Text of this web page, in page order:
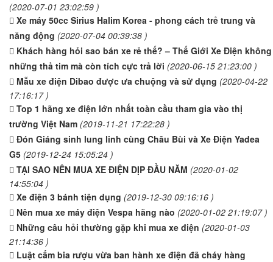
(2020-07-01 23:02:59 )
Xe máy 50cc Sirius Halim Korea - phong cách trẻ trung và
năng động (2020-07-04 00:39:38 )
Khách hàng hỏi sao bán xe rẻ thế? – Thế Giới Xe Điện không
những thả tim mà còn tích cực trả lời (2020-06-15 21:23:00 )
Mẫu xe điện Dibao được ưa chuộng và sử dụng (2020-04-22
17:16:17 )
Top 1 hãng xe điện lớn nhất toàn cầu tham gia vào thị
trường Việt Nam (2019-11-21 17:22:28 )
Đón Giáng sinh lung linh cùng Châu Bùi và Xe Điện Yadea
G5 (2019-12-24 15:05:24 )
TẠI SAO NÊN MUA XE ĐIỆN DỊP ĐẦU NĂM (2020-01-02
14:55:04 )
Xe điện 3 bánh tiện dụng (2019-12-30 09:16:16 )
Nên mua xe máy điện Vespa hãng nào (2020-01-02 21:19:07 )
Những câu hỏi thường gặp khi mua xe điện (2020-01-03
21:14:36 )
Luật cấm bia rượu vừa ban hành xe điện đã cháy hàng